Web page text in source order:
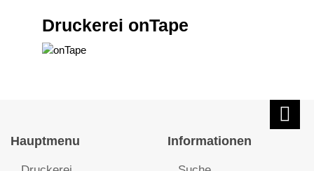
Druckerei onTape
Hauptmenu Informationen